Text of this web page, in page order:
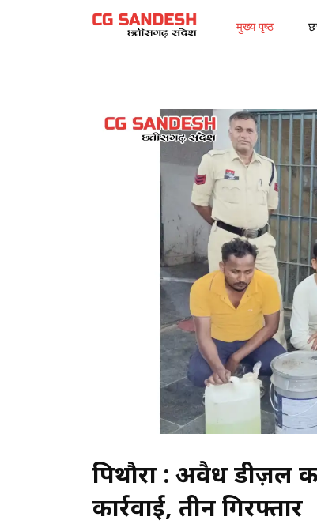
मुख्य पृष्ठ
पिथौरा : अवैध डीज़ल
कार्रवाई, तीन गिरफ्तार